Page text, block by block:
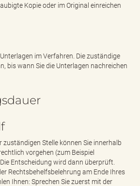
Kopie oder im Original einreichen
im Verfahren. Die zuständige
bis wann Sie die Unterlagen nachreichen
zuständigen Stelle können Sie innerhalb
vorgehen (zum Beispiel
Entscheidung wird dann überprüft.
Rechtsbehelfsbelehrung am Ende Ihres
Ihnen: Sprechen Sie zuerst mit der